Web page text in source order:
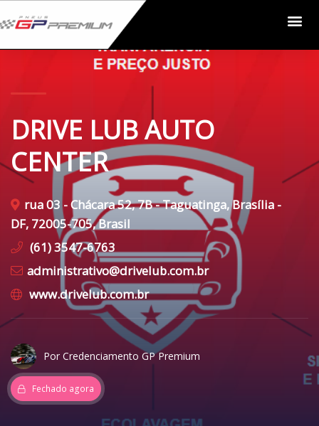
DRIVE LUB AUTO
CENTER
rua 03 - Chácara 52, 7B - Taguatinga, Brasília -
DF, 72005-705, Brasil
(61) 3547-6763
administrativo@drivelub.com.br
www.drivelub.com.br
Por Credenciamento GP Premium
Fechado agora